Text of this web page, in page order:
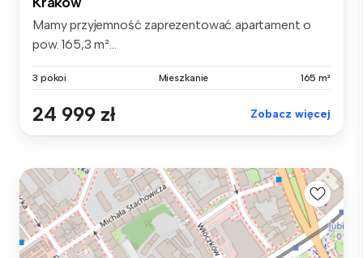
Mamy przyjemność zaprezentować apartament o
pow. 165,3 m²...
3 pokoi Mieszkanie 165 m²
24 999 zł Zobacz więcej